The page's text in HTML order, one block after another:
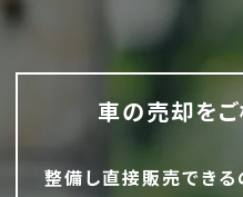
車の売却を
整備し直接販売できる